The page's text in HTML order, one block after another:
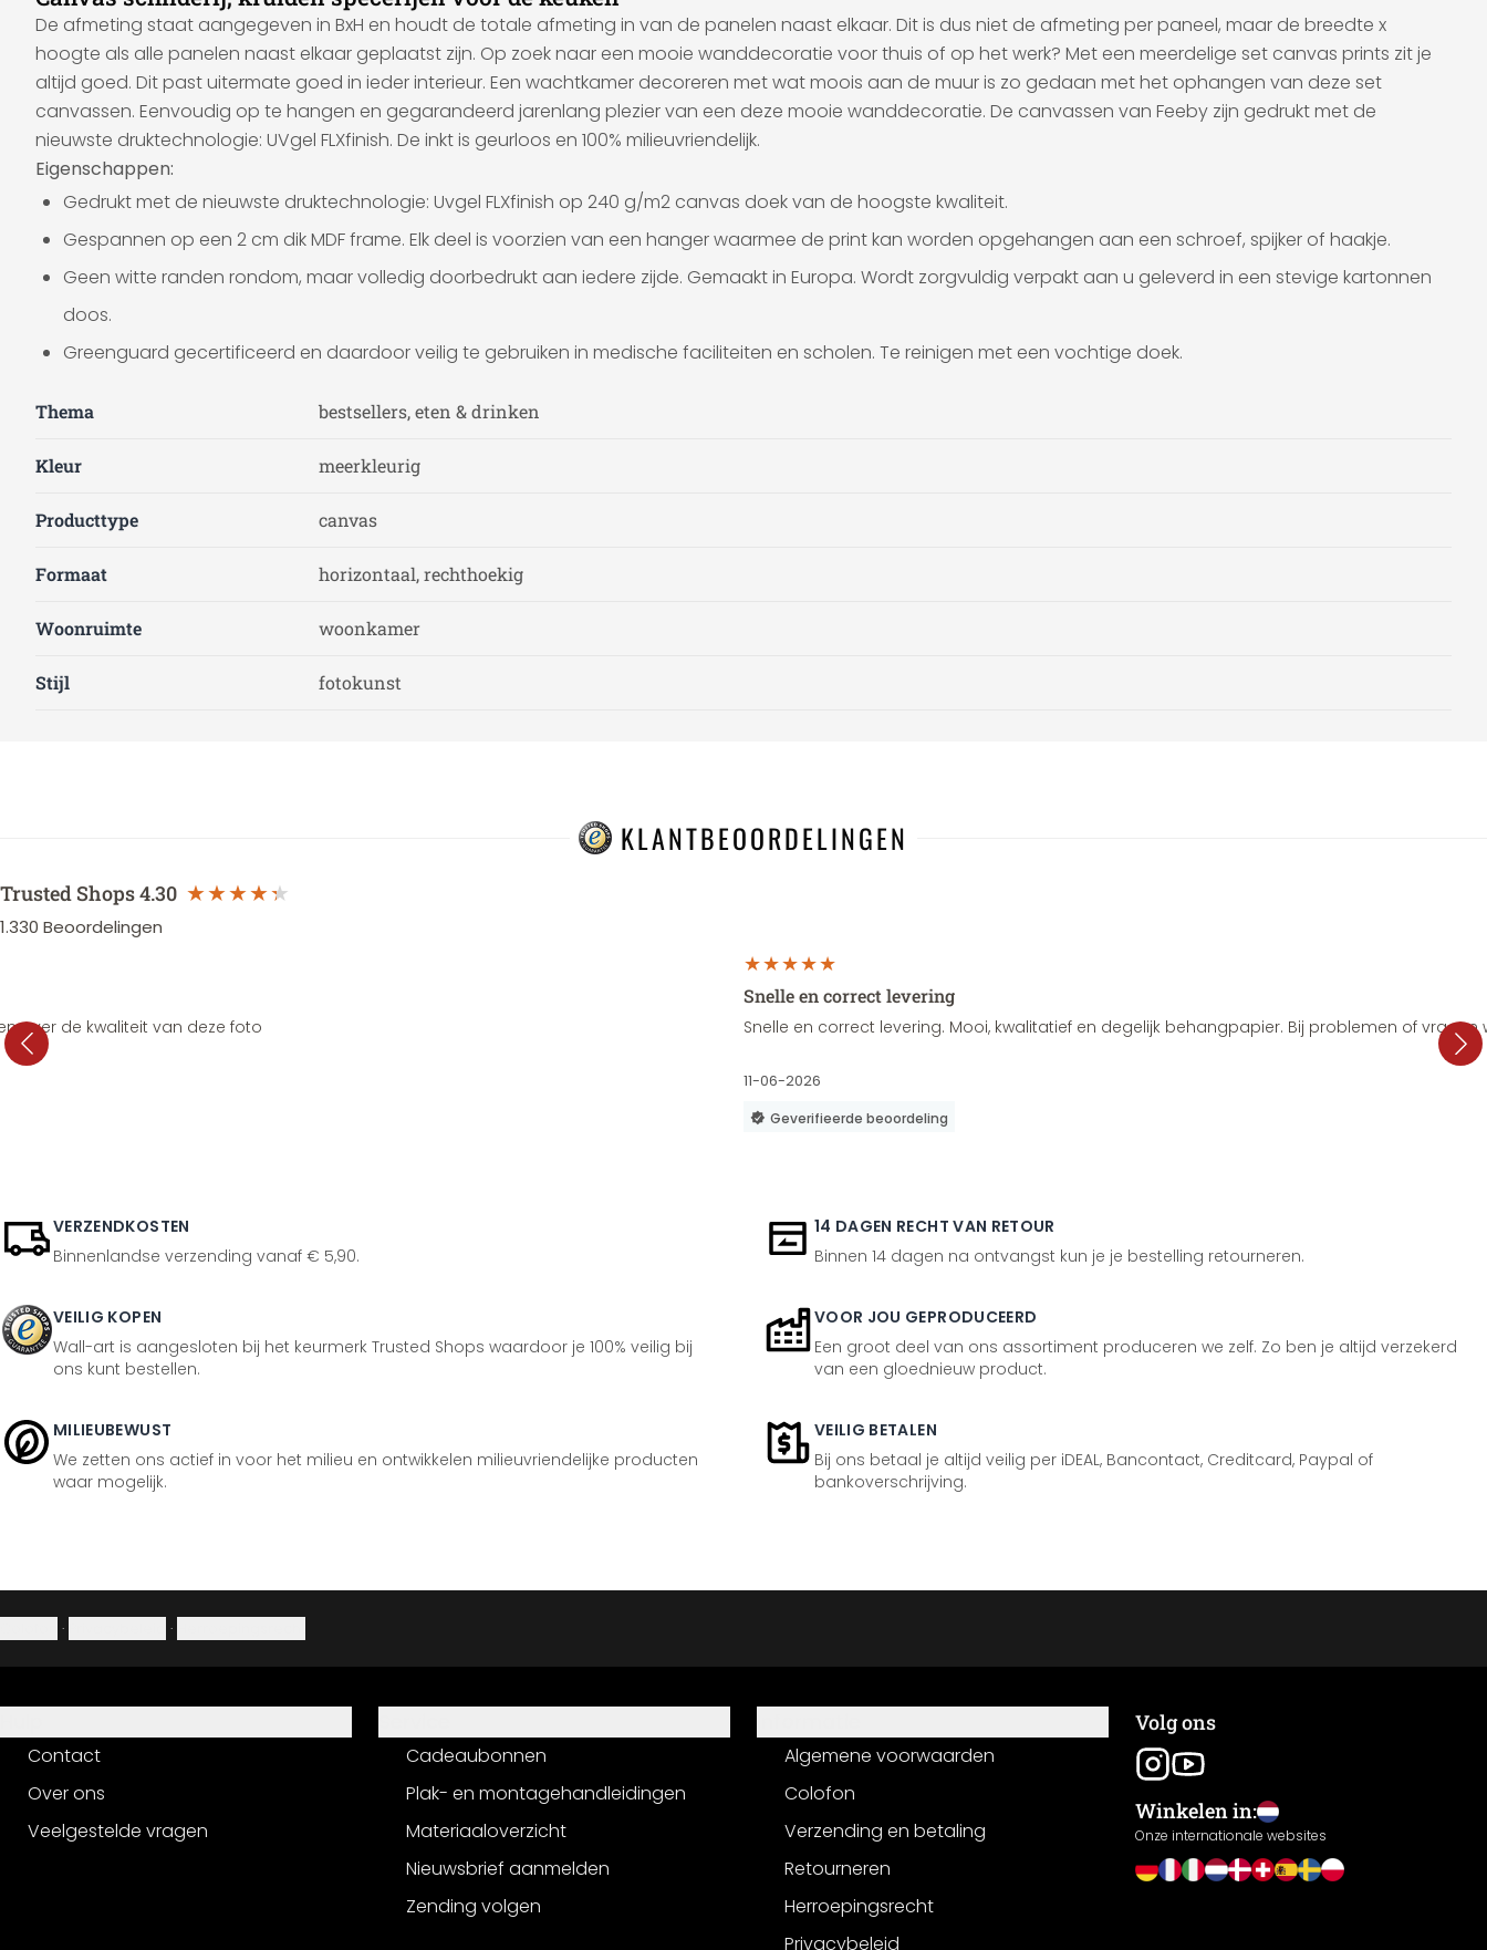
De afmeting staat aangegeven in BxH en houdt de totale afmeting in van de panelen naast elkaar. Dit is dus niet de afmeting per paneel, maar de breedte x
hoogte als alle panelen naast elkaar geplaatst zijn. Op zoek naar een mooie wanddecoratie voor thuis of op het werk? Met een meerdelige set canvas prints zit je
altijd goed. Dit past uitermate goed in ieder interieur. Een wachtkamer decoreren met wat moois aan de muur is zo gedaan met het ophangen van deze set
canvassen. Eenvoudig op te hangen en gegarandeerd jarenlang plezier van een deze mooie wanddecoratie. De canvassen van Feeby zijn gedrukt met de
nieuwste druktechnologie: UVgel FLXfinish. De inkt is geurloos en 100% milieuvriendelijk.
Eigenschappen:
Gedrukt met de nieuwste druktechnologie: Uvgel FLXfinish op 240 g/m2 canvas doek van de hoogste kwaliteit.
Gespannen op een 2 cm dik MDF frame. Elk deel is voorzien van een hanger waarmee de print kan worden opgehangen aan een schroef, spijker of haakje.
Geen witte randen rondom, maar volledig doorbedrukt aan iedere zijde. Gemaakt in Europa. Wordt zorgvuldig verpakt aan u geleverd in een stevige kartonnen
doos.
Greenguard gecertificeerd en daardoor veilig te gebruiken in medische faciliteiten en scholen. Te reinigen met een vochtige doek.
Thema bestsellers, eten & drinken
Kleur meerkleurig
Producttype canvas
Formaat horizontaal, rechthoekig
Woonruimte woonkamer
Stijl fotokunst
KLANTBEOORDELINGEN
Trusted Shops4.30
1.330 Beoordelingen
over de kwaliteit van deze foto
Snelle en correct levering
Snelle en correct levering. Mooi, kwalitatief en degelijk behangpapier. Bij problemen of
11-06-2026
Geverifieerde beoordeling
VERZENDKOSTEN
Binnenlandse verzending vanaf € 5,90.
14 DAGEN RECHT VAN RETOUR
Binnen 14 dagen na ontvangst kun je je bestelling retourneren.
VEILIG KOPEN
Wall-art is aangesloten bij het keurmerk Trusted Shops waardoor je 100% veilig bij
ons kunt bestellen.
VOOR JOU GEPRODUCEERD
Een groot deel van ons assortiment produceren we zelf. Zo ben je altijd verzekerd
van een gloednieuw product.
MILIEUBEWUST
We zetten ons actief in voor het milieu en ontwikkelen milieuvriendelijke producten
waar mogelijk.
VEILIG BETALEN
Bij ons betaal je altijd veilig per iDEAL, Bancontact, Creditcard, Paypal of
bankoverschrijving.
· ·
Contact
Over ons
Veelgestelde vragen
Cadeaubonnen
Plak- en montagehandleidingen
Materiaaloverzicht
Nieuwsbrief aanmelden
Zending volgen
Algemene voorwaarden
Colofon
Verzending en betaling
Retourneren
Herroepingsrecht
Privacybeleid
Volg ons
Winkelen in:
Onze internationale websites